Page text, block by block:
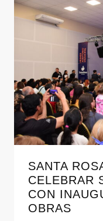
SANTA
CELEBRAR
CON
OBRAS